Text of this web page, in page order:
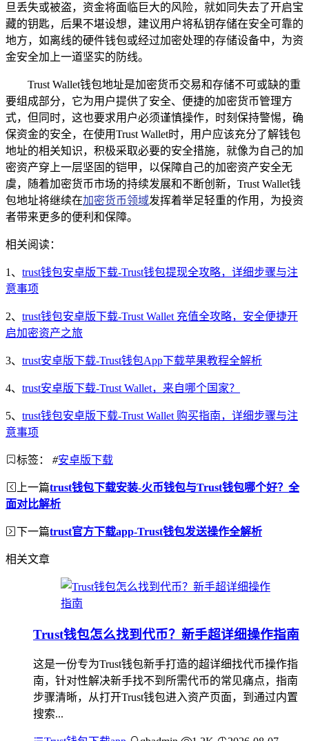
旦丢失或被盗，资金将面临巨大的风险，就如同失去了开启宝
藏的钥匙，后果不堪设想，建议用户将私钥存储在安全可靠的
地方，如离线的硬件钱包或经过加密处理的存储设备中，为资
金安全加上一道坚实的防线。
Trust Wallet钱包地址是加密货币交易和存储不可或缺的重
要组成部分，它为用户提供了安全、便捷的加密货币管理方
式，但同时，这也要求用户必须谨慎操作，时刻保持警惕，确
保资金的安全，在使用Trust Wallet时，用户应该充分了解钱包
地址的相关知识，积极采取必要的安全措施，就像为自己的加
密资产穿上一层坚固的铠甲，以保障自己的加密资产安全无
虞，随着加密货币市场的持续发展和不断创新，Trust Wallet钱
包地址将继续在加密货币领域发挥着举足轻重的作用，为投资
者带来更多的便利和保障。
相关阅读：
1、 trust钱包安卓版下载-Trust钱包提现全攻略，详细步骤与注
意事项
2、 trust钱包安卓版下载-Trust Wallet 充值全攻略，安全便捷开
启加密资产之旅
3、 trust安卓版下载-Trust钱包App下载苹果教程全解析
4、 trust安卓版下载-Trust Wallet，来自哪个国家？
5、 trust钱包安卓版下载-Trust Wallet 购买指南，详细步骤与注
意事项
标签： #安卓版下载
上一篇trust钱包下载安装-火币钱包与Trust钱包哪个好？全
面对比解析
下一篇trust官方下载app-Trust钱包发送操作全解析
相关文章
Trust钱包怎么找到代币？新手超详细操作指南
这是一份专为Trust钱包新手打造的超详细找代币操作指
南，针对性解决新手找不到所需代币的常见痛点，指南
步骤清晰，从打开Trust钱包进入资产页面，到通过内置
搜索...